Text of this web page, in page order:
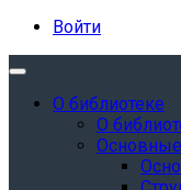
Войти
О библиотеке
О